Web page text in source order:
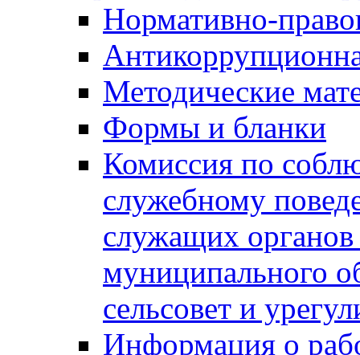
Нормативно-
Методические
Формы и бланки
Комиссия по
служебному
служащих органов
муниципального
сельсовет и
Информация о